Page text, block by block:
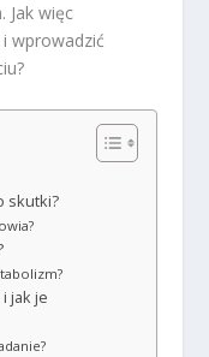
Jak więc
wprowadzić
skutki?
jak je